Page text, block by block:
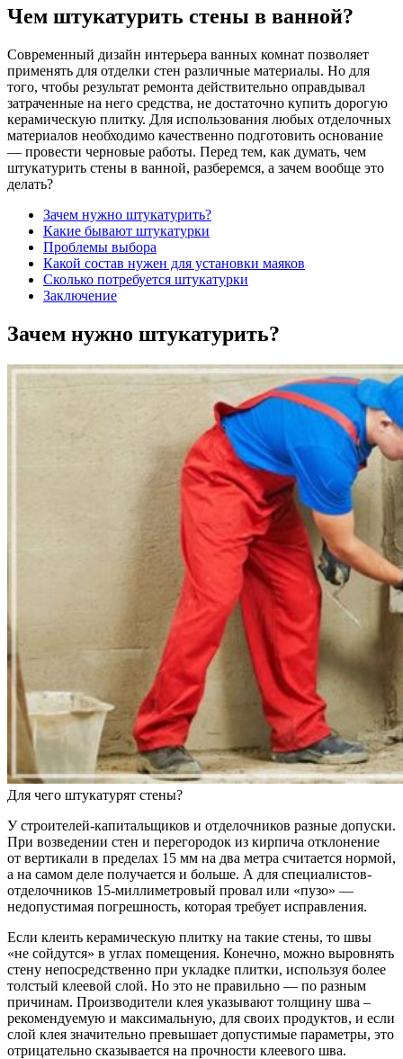
Чем штукатурить стены в ванной?
Современный дизайн интерьера ванных комнат позволяет
применять для отделки стен различные материалы. Но для
того, чтобы результат ремонта действительно оправдывал
затраченные на него средства, не достаточно купить дорогую
керамическую плитку. Для использования любых отделочных
материалов необходимо качественно подготовить основание
— провести черновые работы. Перед тем, как думать, чем
штукатурить стены в ванной, разберемся, а зачем вообще это
делать?
Зачем нужно штукатурить?
Какие бывают штукатурки
Проблемы выбора
Какой состав нужен для установки маяков
Сколько потребуется штукатурки
Заключение
Зачем нужно штукатурить?
Для чего штукатурят стены?
У строителей-капитальщиков и отделочников разные допуски.
При возведении стен и перегородок из кирпича отклонение
от вертикали в пределах 15 мм на два метра считается нормой,
а на самом деле получается и больше. А для специалистов-
отделочников 15-миллиметровый провал или «пузо» —
недопустимая погрешность, которая требует исправления.
Если клеить керамическую плитку на такие стены, то швы
«не сойдутся» в углах помещения. Конечно, можно выровнять
стену непосредственно при укладке плитки, используя более
толстый клеевой слой. Но это не правильно — по разным
причинам. Производители клея указывают толщину шва –
рекомендуемую и максимальную, для своих продуктов, и если
слой клея значительно превышает допустимые параметры, это
отрицательно сказывается на прочности клеевого шва.